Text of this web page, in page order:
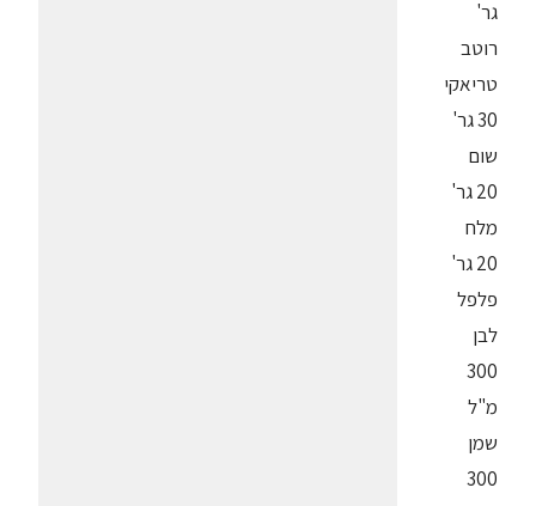
גר'
רוטב
טריאקי
30 גר'
שום
20 גר'
מלח
20 גר'
פלפל
לבן
300
מ"ל
שמן
300